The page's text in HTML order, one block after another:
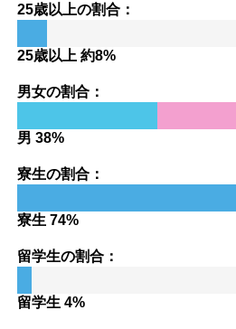
25歳以上の割合：
25歳以上 約8%
男女の割合：
男 38%
寮生の割合：
寮生 74%
留学生の割合：
留学生 4%